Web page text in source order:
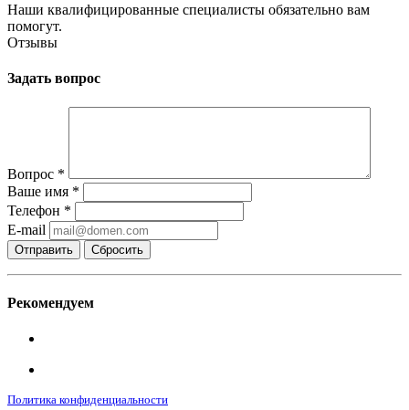
Наши квалифицированные специалисты обязательно вам
помогут.
Отзывы
Задать вопрос
Вопрос *
Ваше имя *
Телефон *
E-mail
Сбросить
Рекомендуем
Политика конфиденциальности